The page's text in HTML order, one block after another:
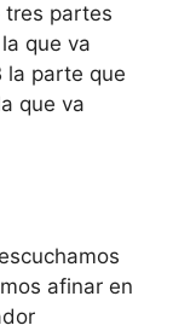
tres partes
que va
la parte que
que va
afinar en